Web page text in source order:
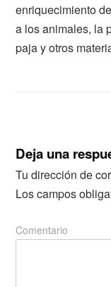
enriquecimiento
a los animales, la
paja y otros
Deja una
Tu dirección de
Los campos
Comentario